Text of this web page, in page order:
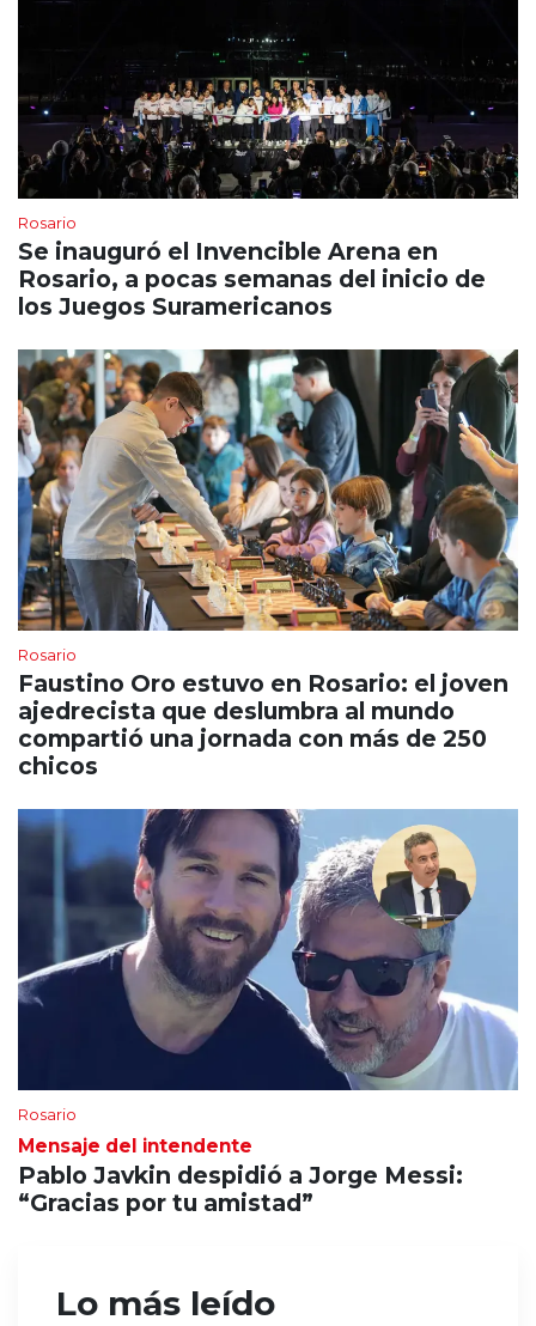
Rosario
Se inauguró el Invencible Arena en
Rosario, a pocas semanas del inicio de
los Juegos Suramericanos
Rosario
Faustino Oro estuvo en Rosario: el joven
ajedrecista que deslumbra al mundo
compartió una jornada con más de 250
chicos
Rosario
Mensaje del intendente
Pablo Javkin despidió a Jorge Messi:
“Gracias por tu amistad”
Lo más leído